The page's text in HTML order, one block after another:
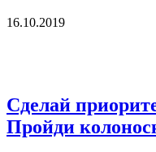
16.10.2019
Сделай
Пройди